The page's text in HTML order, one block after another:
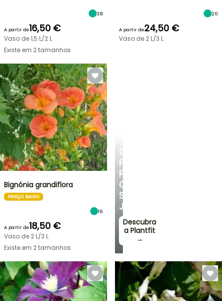
CONSELHOS
PERSONALIZADOS
PARA
O
SEU
JARDIM
Descubra
a Plantfit
→
38
A partir de16,50 €
Vaso de 1,5 L/2 L
Existe em 2 tamanhos
20
A partir de24,50 €
Vaso de 2 L/3 L
Bignónia grandiflora
PREÇO BAIXO
16
A partir de18,50 €
Vaso de 2 L/3 L
Existe em 2 tamanhos